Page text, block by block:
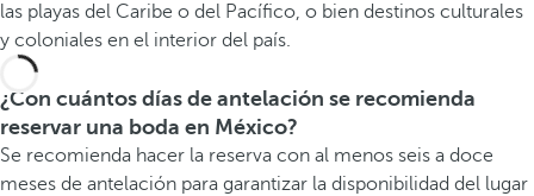
las playas del Caribe o del Pacífico, o bien destinos culturales
y coloniales en el interior del país.
¿Con cuántos días de antelación se recomienda
reservar una boda en México?
Se recomienda hacer la reserva con al menos seis a doce
meses de antelación para garantizar la disponibilidad del lugar